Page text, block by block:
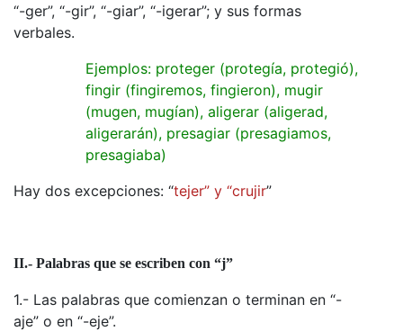
“-ger”, “-gir”, “-giar”, “-igerar”; y sus formas
verbales.
Ejemplos: proteger (protegía, protegió),
fingir (fingiremos, fingieron), mugir
(mugen, mugían), aligerar (aligerad,
aligerarán), presagiar (presagiamos,
presagiaba)
Hay dos excepciones: “tejer” y “crujir”
II.- Palabras que se escriben con “j”
1.- Las palabras que comienzan o terminan en “-
aje” o en “-eje”.